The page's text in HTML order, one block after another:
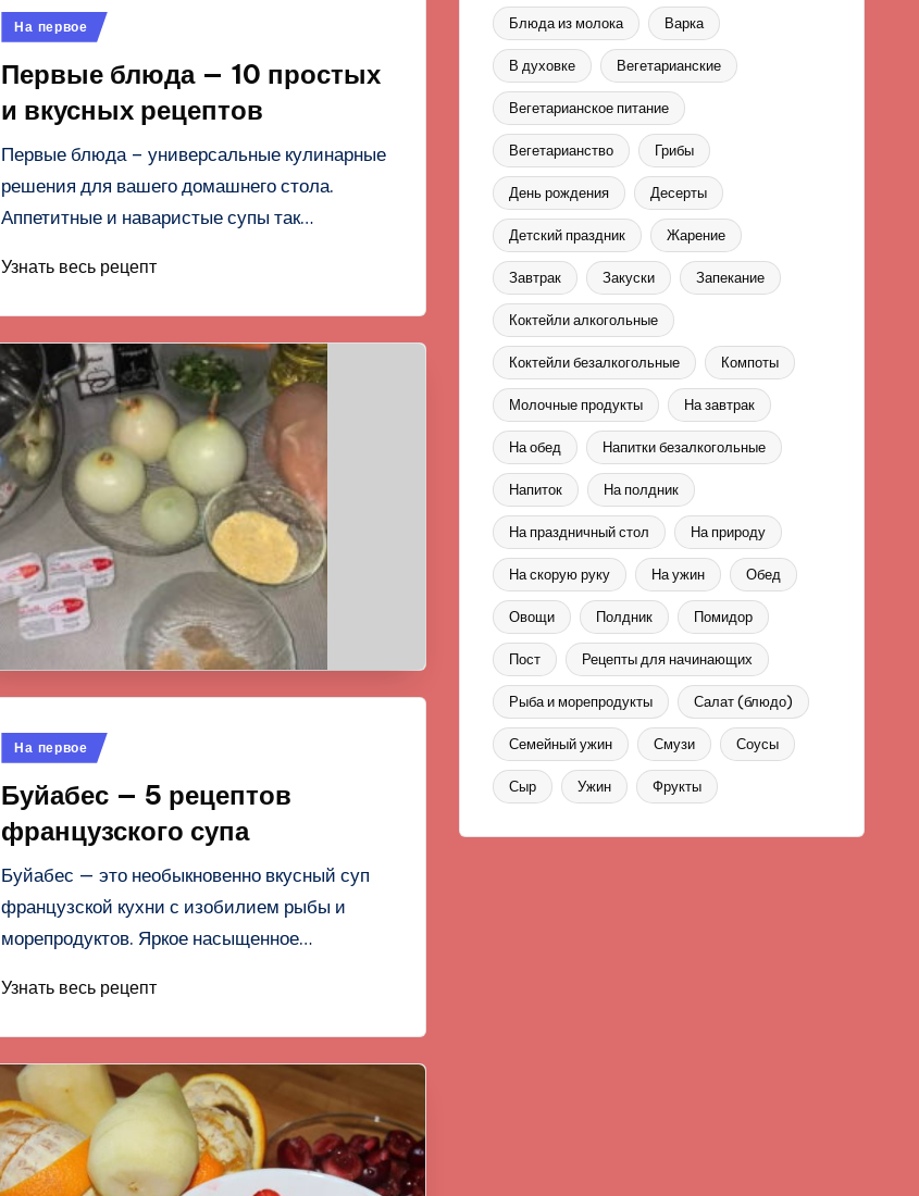
Опубликовано
На первое
Первые блюда — 10 простых
и вкусных рецептов
Первые блюда – универсальные кулинарные
решения для вашего домашнего стола.
Аппетитные и наваристые супы так…
Узнать весь рецепт
Опубликовано
На первое
Буйабес — 5 рецептов
французского супа
Буйабес — это необыкновенно вкусный суп
французской кухни с изобилием рыбы и
морепродуктов. Яркое насыщенное…
Узнать весь рецепт
Блюда из молока Варка
В духовке Вегетарианские
Вегетарианское питание
Вегетарианство Грибы
День рождения Десерты
Детский праздник Жарение
Завтрак Закуски Запекание
Коктейли алкогольные
Коктейли безалкогольные Компоты
Молочные продукты На завтрак
На обед Напитки безалкогольные
Напиток На полдник
На праздничный стол На природу
На скорую руку На ужин Обед
Овощи Полдник Помидор
Пост Рецепты для начинающих
Рыба и морепродукты Салат (блюдо)
Семейный ужин Смузи Соусы
Сыр Ужин Фрукты